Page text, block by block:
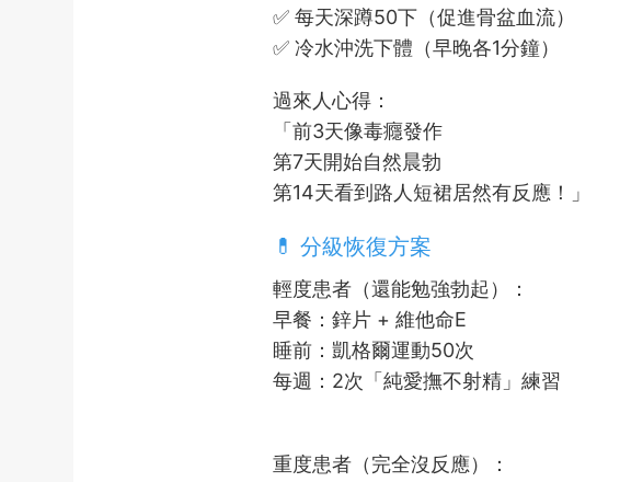
✅ 每天深蹲50下（促進骨盆血流）
✅ 冷水沖洗下體（早晚各1分鐘）
過來人心得：
「前3天像毒癮發作
第7天開始自然晨勃
第14天看到路人短裙居然有反應！」
💊 分級恢復方案
輕度患者（還能勉強勃起）：
早餐：鋅片 + 維他命E
睡前：凱格爾運動50次
每週：2次「純愛撫不射精」練習
重度患者（完全沒反應）：